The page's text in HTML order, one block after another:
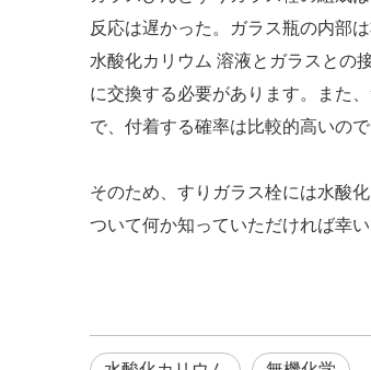
反応は遅かった。ガラス瓶の内部
水酸化カリウム 溶液とガラスとの
に交換する必要があります。また
で、付着する確率は比較的高いの
そのため、すりガラス栓には水酸
ついて何か知っていただければ幸